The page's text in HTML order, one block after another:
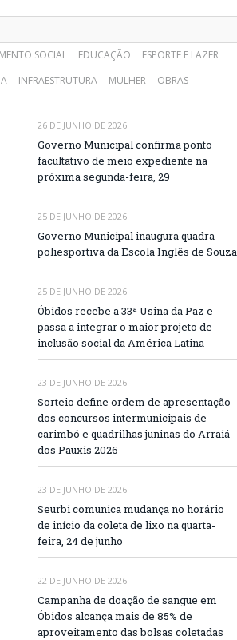
SOCIAL EDUCAÇÃO
ESPORTE E LAZER
INFRAESTRUTURA MULHER
OBRAS
26 DE JUNHO DE 2026
Governo Municipal confirma ponto
facultativo de meio expediente na
próxima segunda-feira, 29
25 DE JUNHO DE 2026
Governo Municipal inaugura quadra
poliesportiva da Escola Inglês de Souza
25 DE JUNHO DE 2026
Óbidos recebe a 33ª Usina da Paz e
passa a integrar o maior projeto de
inclusão social da América Latina
23 DE JUNHO DE 2026
Sorteio define ordem de apresentação
dos concursos intermunicipais de
carimbó e quadrilhas juninas do Arraiá
dos Pauxis 2026
23 DE JUNHO DE 2026
Seurbi comunica mudança no horário
de início da coleta de lixo na quarta-
feira, 24 de junho
22 DE JUNHO DE 2026
Campanha de doação de sangue em
Óbidos alcança mais de 85% de
aproveitamento das bolsas coletadas